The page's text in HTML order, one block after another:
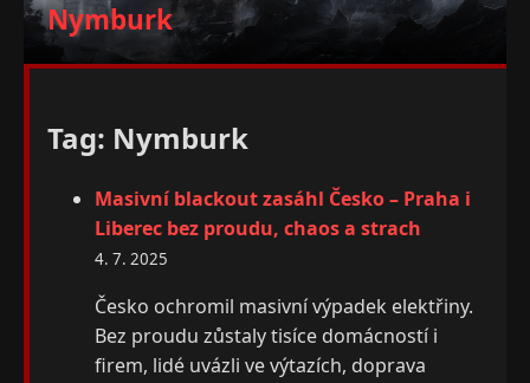
Nymburk
Tag: Nymburk
Masivní blackout zasáhl Česko – Praha i
Liberec bez proudu, chaos a strach
4. 7. 2025
Česko ochromil masivní výpadek elektřiny.
Bez proudu zůstaly tisíce domácností i
firem, lidé uvázli ve výtazích, doprava